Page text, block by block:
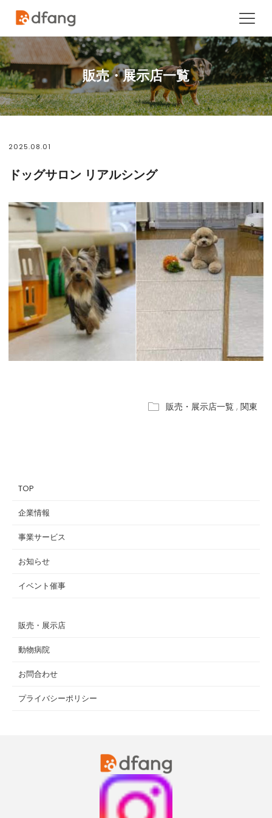
販売・展示店一覧
2025.08.01
ドッグサロン リアルシング
販売・展示店一覧, 関東
TOP
企業情報
事業サービス
お知らせ
イベント催事
販売・展示店
動物病院
お問合わせ
プライバシーポリシー